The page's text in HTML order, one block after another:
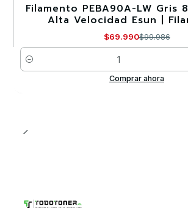
-30%
Filamento PEBA90A-LW Gris
Alta Velocidad Esun |
$69.990$99.986
Cantidad
Comprar ahora